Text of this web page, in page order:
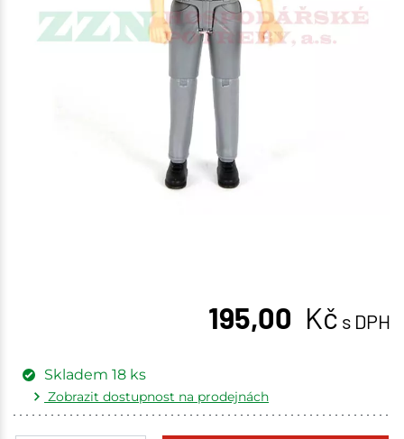
195,00 Kč s DPH
Skladem 18 ks
Zobrazit dostupnost na prodejnách